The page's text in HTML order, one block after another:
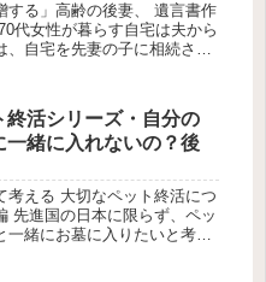
する」高齢の後妻、 遺言書作
代女性が暮らす自宅は夫から
、自宅を先妻の子に相続させ
終活シリーズ・自分の
一緒に入れないの？後
考える 大切なペット終活につ
先進国の日本に限らず、ペッ
一緒にお墓に入りたいと考え